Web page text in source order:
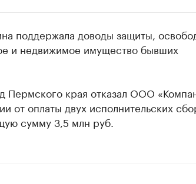
и продавцы медийной
поддержала доводы защиты,
и недвижимое имущество бывших
Пермского края отказал ООО
от оплаты двух исполнительских
сумму 3,5 млн руб.